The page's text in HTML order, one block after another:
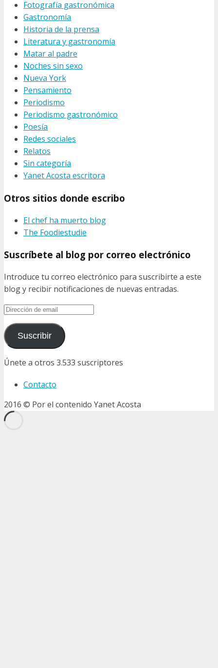
Fotografía gastronómica
Gastronomía
Historia de la prensa
Literatura y gastronomía
Matar al padre
Noches sin sexo
Nueva York
Pensamiento
Periodismo
Periodismo gastronómico
Poesía
Redes sociales
Relatos
Sin categoría
Yanet Acosta escritora
Otros sitios donde escribo
El chef ha muerto blog
The Foodiestudie
Suscríbete al blog por correo electrónico
Introduce tu correo electrónico para suscribirte a este
blog y recibir notificaciones de nuevas entradas.
Dirección
emailSuscribir
Únete a otros 3.533 suscriptores
Contacto
2016 © Por el contenido Yanet Acosta